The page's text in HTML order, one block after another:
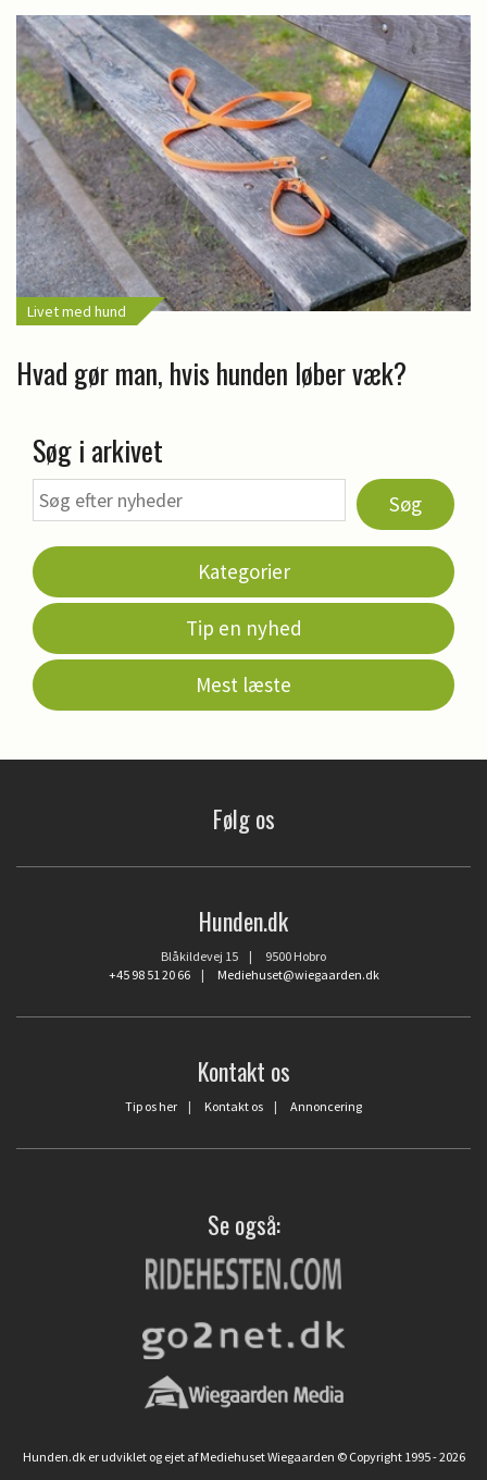
Livet med hund
Hvad gør man, hvis hunden løber væk?
Søg i arkivet
Søg
Kategorier
Tip en nyhed
Mest læste
Følg os
Hunden.dk
Blåkildevej 15 | 9500 Hobro
+45 98 51 20 66| Mediehuset@wiegaarden.dk
Kontakt os
Tip os her | Kontakt os | Annoncering
Se også:
Hunden.dk er udviklet og ejet af Mediehuset Wiegaarden © Copyright 1995 - 2026